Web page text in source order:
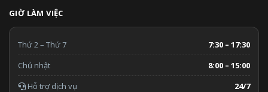
GIỜ LÀM VIỆC
Thứ 2 – Thứ 7
7:30 – 17:30
Chủ nhật
8:00 – 15:00
Hỗ trợ dịch vụ
24/7